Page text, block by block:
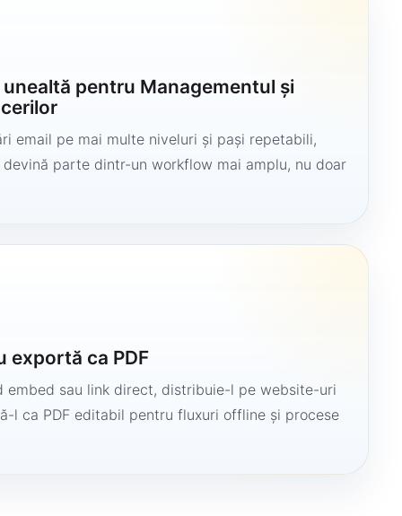
pentru Managementul și
email pe mai multe niveluri și pași repetabili,
parte dintr-un workflow mai amplu, nu doar
exportă ca PDF
embed sau link direct, distribuie-l pe website-uri
l ca PDF editabil pentru fluxuri offline și procese